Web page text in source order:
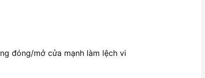
đóng/mở cửa mạnh làm lệch vi